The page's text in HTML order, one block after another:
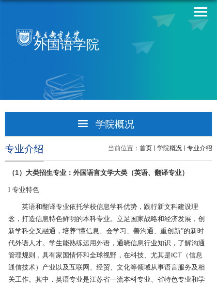
外国语学院
学院概况
学院简介
学院领导
当前位置： 首页 学院概况 专业介绍
专业介绍
（1）大类招生专业：外国语言文学大类（英语、翻译专业）
l 专业特色
英语和翻译专业依托学校信息学科优势，践行新文科建设理
念，打造信息特色鲜明的本科专业。立足国家战略和经济发展，创
新学科交叉融通，培养“懂信息、会学习、善沟通、重创新”的新时
代外语人才。学生能熟练运用外语，通晓信息行业知识，了解沟通
管理规则，具有家国情怀和全球视野，在科技、尤其是ICT （信息
通信技术）产业以及互联网、经贸、文化等领域从事语言服务及相
关工作。其中，英语专业是江苏省一流本科专业、省特色专业和学